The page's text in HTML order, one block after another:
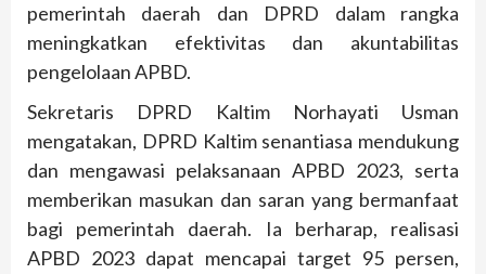
pemerintah daerah dan DPRD dalam rangka
meningkatkan efektivitas dan akuntabilitas
pengelolaan APBD.
Sekretaris DPRD Kaltim Norhayati Usman
mengatakan, DPRD Kaltim senantiasa mendukung
dan mengawasi pelaksanaan APBD 2023, serta
memberikan masukan dan saran yang bermanfaat
bagi pemerintah daerah. Ia berharap, realisasi
APBD 2023 dapat mencapai target 95 persen,